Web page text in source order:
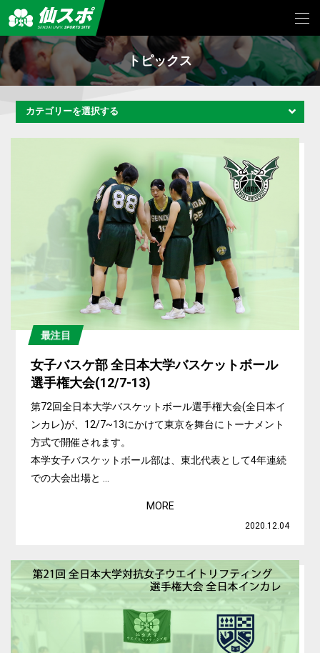
トピックス
カテゴリーを選択する
最注目
女子バスケ部 全日本大学バスケットボール
選手権大会(12/7-13)
第72回全日本大学バスケットボール選手権大会(全日本イ
ンカレ)が、12/7~13にかけて東京を舞台にトーナメント
方式で開催されます。
本学女子バスケットボール部は、東北代表として4年連続
での大会出場と ...
MORE
2020.12.04